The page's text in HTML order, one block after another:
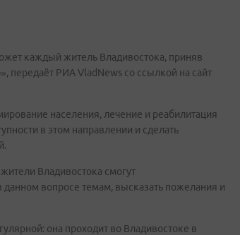
каждый житель Владивостока, приняв
передаёт РИА VladNews со ссылкой на сайт
населения, лечение и реабилитация
в этом направлении и сделать
Владивостока смогут
вопросе темам, высказать пожелания и
она проходит во Владивостоке в